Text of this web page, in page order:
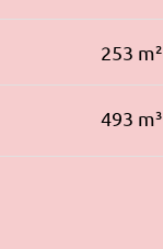
253 m²
493 m³